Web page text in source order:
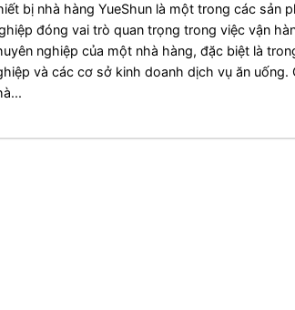
bị nhà hàng YueShun là một trong các sản
đóng vai trò quan trọng trong việc vận
nghiệp của một nhà hàng, đặc biệt là
và các cơ sở kinh doanh dịch vụ ăn uống.